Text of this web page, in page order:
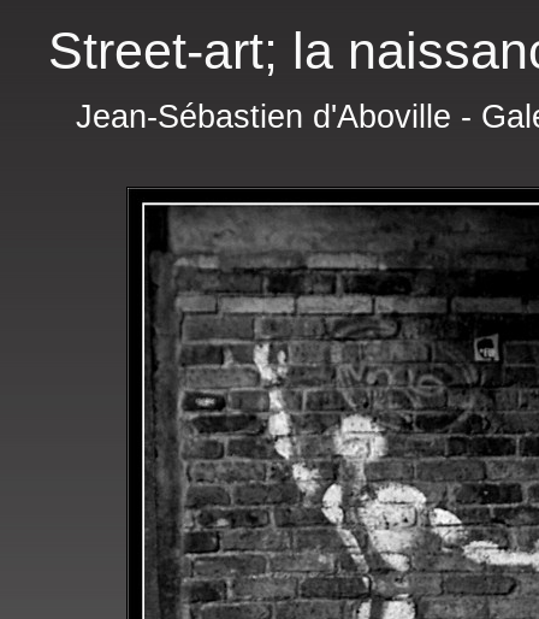
Street-art; la
Jean-Sébastien d'Aboville -